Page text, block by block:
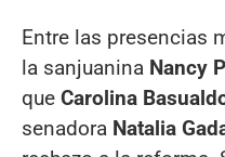
Entre las presencias
la sanjuanina Nancy
que Carolina
senadora Natalia